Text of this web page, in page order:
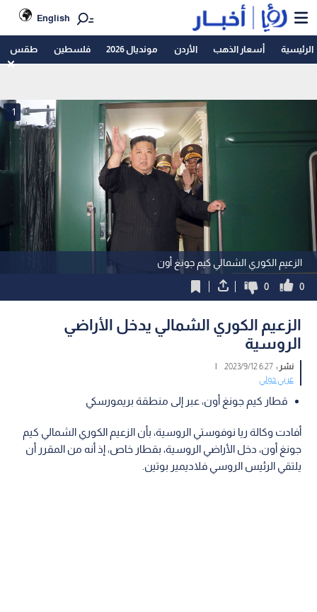
English
الرئيسية أسعار الذهب الأردن مونديال 2026 فلسطين طقس
الزعيم الكوري الشمالي كيم جونغ أون
1
0
0
الزعيم الكوري الشمالي يدخل الأراضي
الروسية
نشر :6:27 2023/9/12
|
عربي دولي
قطار كيم جونغ أون، عبر إلى منطقة بريمورسكي
أفادت وكالة ريا نوفوستي الروسية، بأن الزعيم الكوري الشمالي كيم
جونغ أون، دخل الأراضي الروسية، بقطار خاص، إذ أنه من المقرر أن
يلتقي الرئيس الروسي فلاديمير بوتين.